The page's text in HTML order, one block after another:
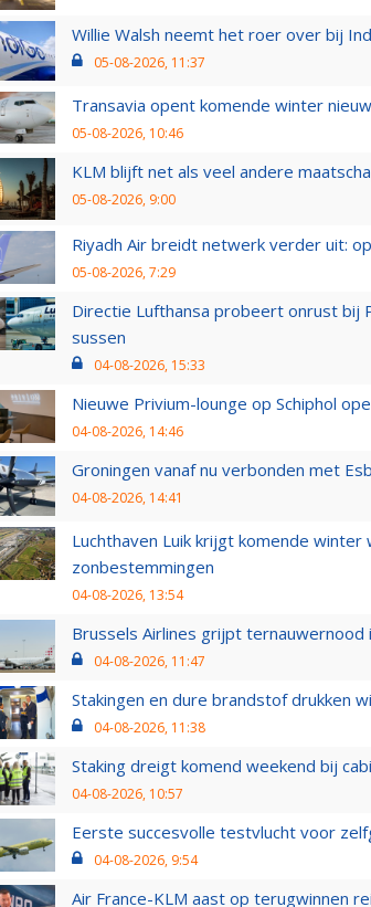
Willie Walsh neemt het roer over bij
05-08-2026, 11:37
Transavia opent komende winter
05-08-2026, 10:46
KLM blijft net als veel andere
05-08-2026, 9:00
Riyadh Air breidt netwerk verder uit:
05-08-2026, 7:29
Directie Lufthansa probeert onrust bij
sussen
04-08-2026, 15:33
Nieuwe Privium-lounge op Schiphol
04-08-2026, 14:46
Groningen vanaf nu verbonden met
04-08-2026, 14:41
Luchthaven Luik krijgt komende
zonbestemmingen
04-08-2026, 13:54
Brussels Airlines grijpt
04-08-2026, 11:47
Stakingen en dure brandstof drukken
04-08-2026, 11:38
Staking dreigt komend weekend bij
04-08-2026, 10:57
Eerste succesvolle testvlucht voor
04-08-2026, 9:54
Air France-KLM aast op terugwinnen